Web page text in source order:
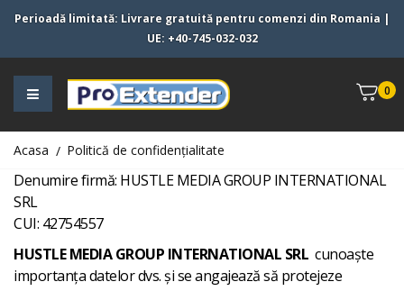
Perioadă limitată: Livrare gratuită pentru comenzi din Romania |
UE: +40-745-032-032
0
Acasa Politică de confidențialitate
Denumire firmă: HUSTLE MEDIA GROUP INTERNATIONAL
SRL
CUI: 42754557
HUSTLE MEDIA GROUP INTERNATIONAL SRL cunoaște
importanța datelor dvs. și se angajează să protejeze